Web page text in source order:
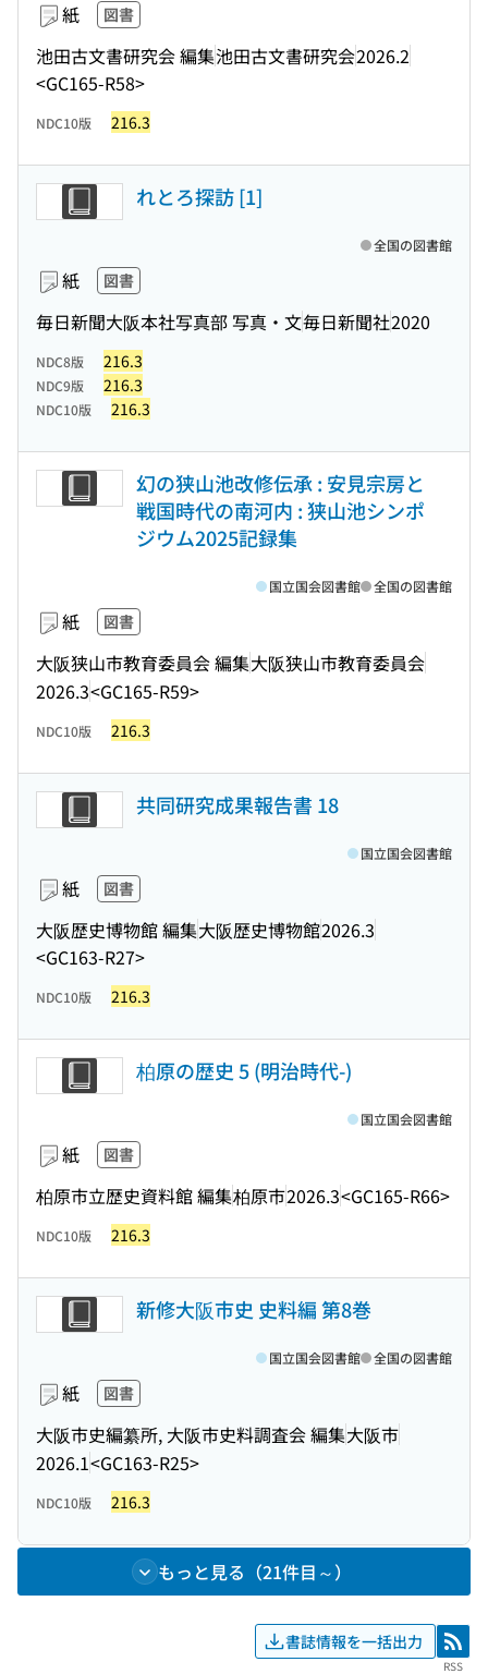
紙 図書
池田古文書研究会 編集池田古文書研究会2026.2
<GC165-R58>
NDC10版 216.3
れとろ探訪 [1]
紙 図書
毎日新聞大阪本社写真部 写真・文毎日新聞社2020
全国の図書館
NDC8版 216.3
NDC9版 216.3
NDC10版 216.3
幻の狭山池改修伝承 : 安見宗房と
戦国時代の南河内 : 狭山池シンポ
ジウム2025記録集
紙 図書
大阪狭山市教育委員会 編集大阪狭山市教育委員会
2026.3<GC165-R59>
国立国会図書館 全国の図書館
NDC10版 216.3
共同研究成果報告書 18
紙 図書
大阪歴史博物館 編集大阪歴史博物館2026.3
<GC163-R27>
国立国会図書館
NDC10版 216.3
柏原の歴史 5 (明治時代-)
紙 図書
柏原市立歴史資料館 編集柏原市2026.3<GC165-R66>
国立国会図書館
NDC10版 216.3
新修大阪市史 史料編 第8巻
紙 図書
大阪市史編纂所, 大阪市史料調査会 編集大阪市
2026.1<GC163-R25>
国立国会図書館 全国の図書館
NDC10版 216.3
もっと見る（21件目～）
書誌情報を一括出力 RSS
RSS